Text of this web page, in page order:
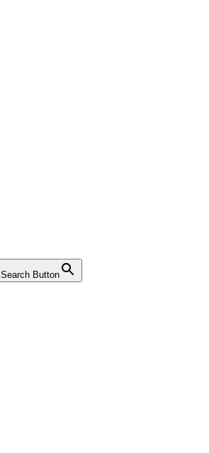
Search Button